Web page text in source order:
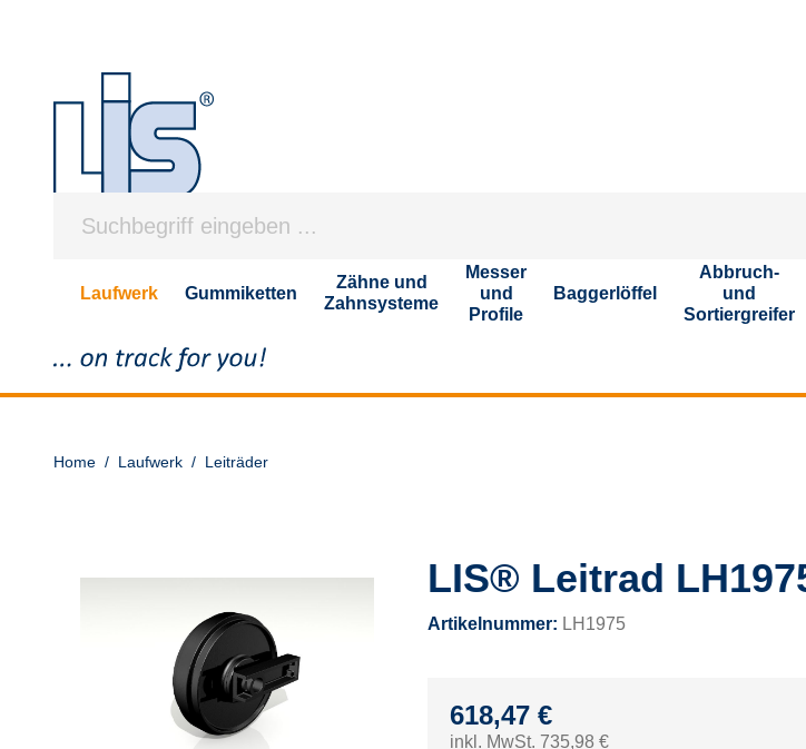
Laufwerk Gummiketten
Zähne und
Zahnsysteme
Messer
und
Profile
Baggerlöffel
Abbruch-
und
Sortiergreifer
Home / Laufwerk / Leiträder
LIS® Leitrad
Artikelnummer: LH1975
618,47 €
inkl. MwSt. 735,98 €